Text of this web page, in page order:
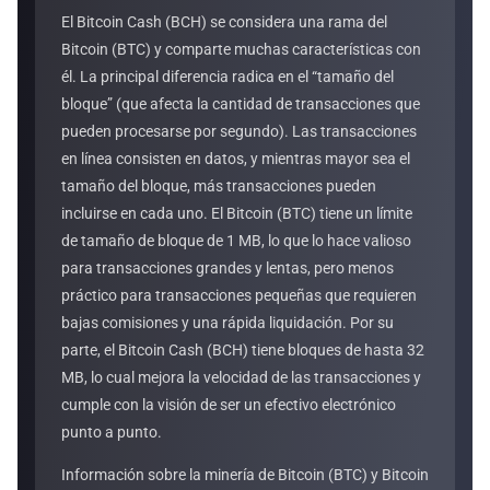
El Bitcoin Cash (BCH) se considera una rama del
Bitcoin (BTC) y comparte muchas características con
él. La principal diferencia radica en el “tamaño del
bloque” (que afecta la cantidad de transacciones que
pueden procesarse por segundo). Las transacciones
en línea consisten en datos, y mientras mayor sea el
tamaño del bloque, más transacciones pueden
incluirse en cada uno. El Bitcoin (BTC) tiene un límite
de tamaño de bloque de 1 MB, lo que lo hace valioso
para transacciones grandes y lentas, pero menos
práctico para transacciones pequeñas que requieren
bajas comisiones y una rápida liquidación. Por su
parte, el Bitcoin Cash (BCH) tiene bloques de hasta 32
MB, lo cual mejora la velocidad de las transacciones y
cumple con la visión de ser un efectivo electrónico
punto a punto.
Información sobre la minería de Bitcoin (BTC) y Bitcoin